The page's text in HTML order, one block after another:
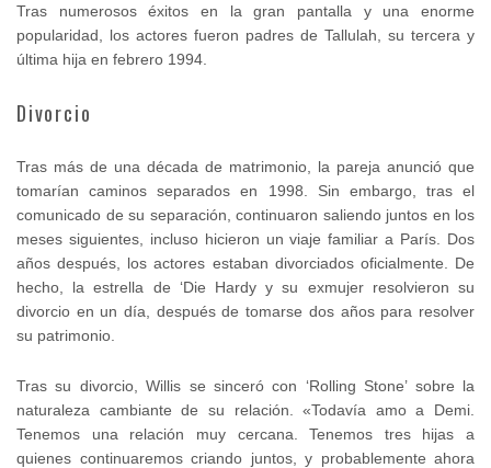
Tras numerosos éxitos en la gran pantalla y una enorme
popularidad, los actores fueron padres de Tallulah, su tercera y
última hija en febrero 1994.
Divorcio
Tras más de una década de matrimonio, la pareja anunció que
tomarían caminos separados en 1998. Sin embargo, tras el
comunicado de su separación, continuaron saliendo juntos en los
meses siguientes, incluso hicieron un viaje familiar a París. Dos
años después, los actores estaban divorciados oficialmente. De
hecho, la estrella de ‘Die Hardy y su exmujer resolvieron su
divorcio en un día, después de tomarse dos años para resolver
su patrimonio.
Tras su divorcio, Willis se sinceró con ‘Rolling Stone’ sobre la
naturaleza cambiante de su relación. «Todavía amo a Demi.
Tenemos una relación muy cercana. Tenemos tres hijas a
quienes continuaremos criando juntos, y probablemente ahora